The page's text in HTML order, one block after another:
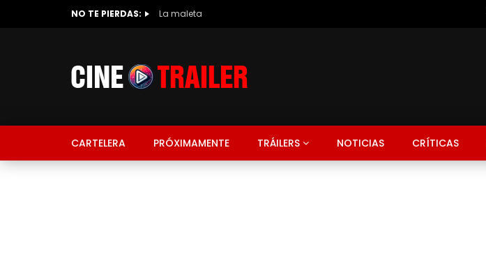
NO TE PIERDAS: La maleta
CARTELERA PRÓXIMAMENTE TRÁILERS NOTICIAS CRÍTICAS